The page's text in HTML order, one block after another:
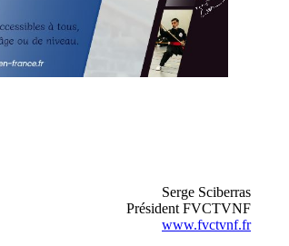
Serge Sciberras
Président FVCTVNF
www.fvctvnf.fr